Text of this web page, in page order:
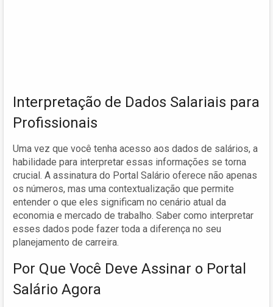
Interpretação de Dados Salariais para
Profissionais
Uma vez que você tenha acesso aos dados de salários, a
habilidade para interpretar essas informações se torna
crucial. A assinatura do Portal Salário oferece não apenas
os números, mas uma contextualização que permite
entender o que eles significam no cenário atual da
economia e mercado de trabalho. Saber como interpretar
esses dados pode fazer toda a diferença no seu
planejamento de carreira.
Por Que Você Deve Assinar o Portal
Salário Agora